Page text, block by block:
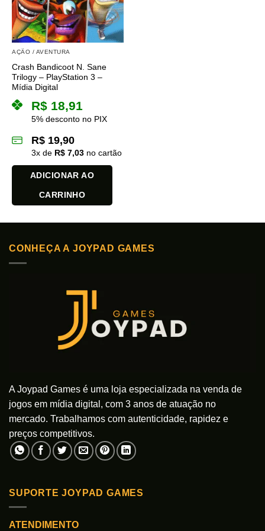
AÇÃO / AVENTURA
Crash Bandicoot N. Sane
Trilogy – PlayStation 3 –
Mídia Digital
R$ 18,91
5% desconto no PIX
R$ 19,90
3x de R$ 7,03 no cartão
ADICIONAR AO
CARRINHO
CONHEÇA A JOYPAD GAMES
A Joypad Games é uma loja especializada na venda de
jogos em mídia digital, com 3 anos de atuação no
mercado. Trabalhamos com autenticidade, rapidez e
preços competitivos.
SUPORTE JOYPAD GAMES
ATENDIMENTO